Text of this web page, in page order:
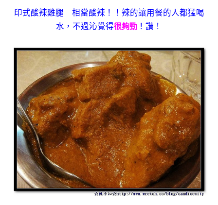
印式酸辣雞腿 相當酸辣！！辣的讓用餐的人都猛喝
水，不過沁覺得很夠勁 ！讚！